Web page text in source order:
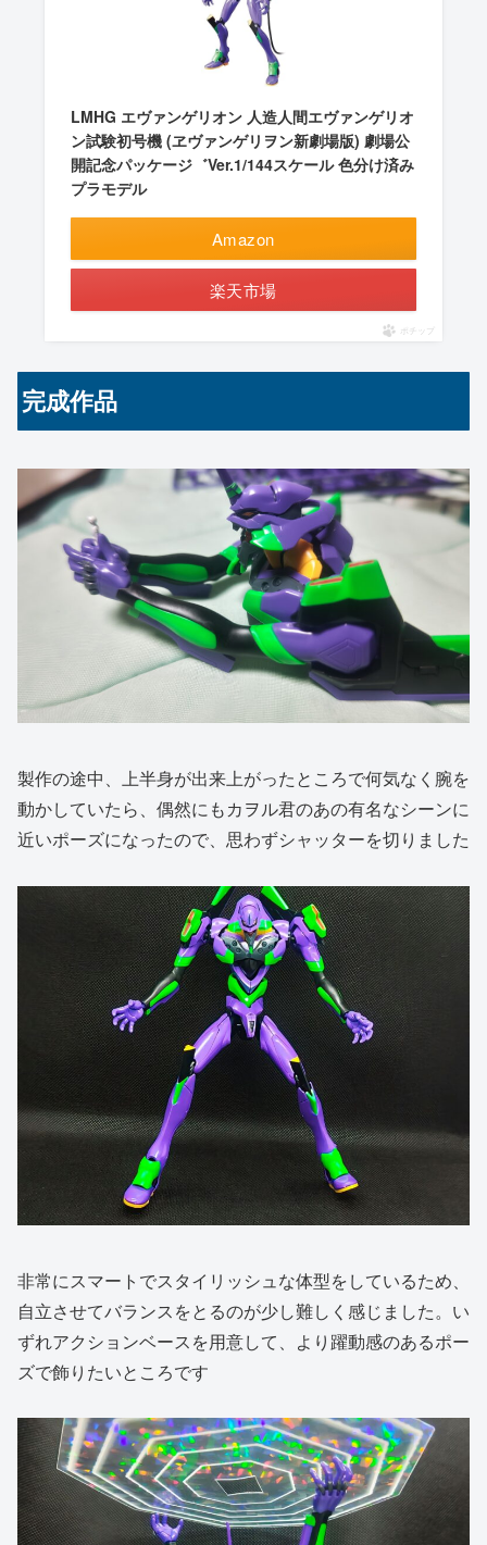
LMHG エヴァンゲリオン 人造人間エヴァンゲリオ
ン試験初号機 (ヱヴァンゲリヲン新劇場版) 劇場公
開記念パッケージ゛Ver.1/144スケール 色分け済み
プラモデル
Amazon
楽天市場
ポチップ
完成作品
製作の途中、上半身が出来上がったところで何気なく腕を
動かしていたら、偶然にもカヲル君のあの有名なシーンに
近いポーズになったので、思わずシャッターを切りました
非常にスマートでスタイリッシュな体型をしているため、
自立させてバランスをとるのが少し難しく感じました。い
ずれアクションベースを用意して、より躍動感のあるポー
ズで飾りたいところです